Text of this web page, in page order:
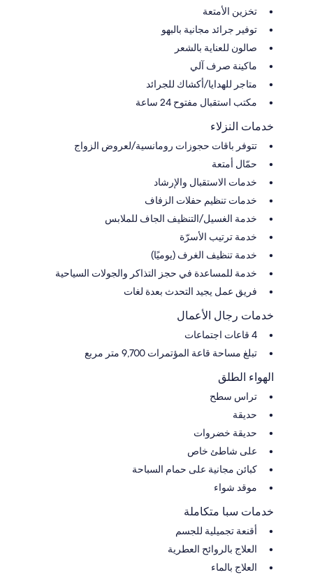
تخزين الأمتعة
توفير جرائد مجانية بالبهو
صالون للعناية بالشعر
ماكينة صرف آلي
متاجر للهدايا/أكشاك للجرائد
مكتب استقبال مفتوح 24 ساعة
خدمات النزلاء
تتوفر باقات حجوزات رومانسية/لعروض الزواج
حمّال أمتعة
خدمات الاستقبال والإرشاد
خدمات تنظيم حفلات الزفاف
خدمة الغسيل/التنظيف الجاف للملابس
خدمة ترتيب الأسرّة
خدمة تنظيف الغرف (يوميًا)
خدمة للمساعدة في حجز التذاكر والجولات السياحية
فريق عمل يجيد التحدث بعدة لغات
خدمات رجال الأعمال
4 قاعات اجتماعات
تبلغ مساحة قاعة المؤتمرات 9,700 متر مربع
الهواء الطلق
تراس سطح
حديقة
حديقة خضروات
على شاطئ خاص
كبائن مجانية على حمام السباحة
موقد شواء
خدمات سبا متكاملة
أقنعة تجميلية للجسم
العلاج بالروائح العطرية
العلاج بالماء